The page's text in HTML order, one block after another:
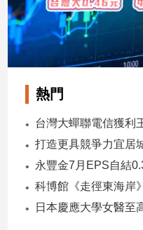
食
星
座/
命
康/
感
情
熱門
日本慶應大學女醫至